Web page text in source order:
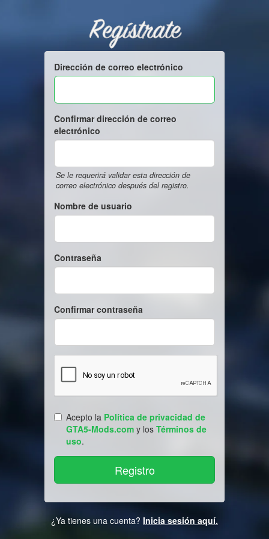
Regístrate
Dirección de correo electrónico
Confirmar dirección de correo
electrónico
Se le requerirá validar esta dirección de
correo electrónico después del registro.
Nombre de usuario
Contraseña
Confirmar contraseña
Acepto la Política de privacidad de
GTA5-Mods.com y los Términos de
uso.
¿Ya tienes una cuenta? Inicia sesión aquí.